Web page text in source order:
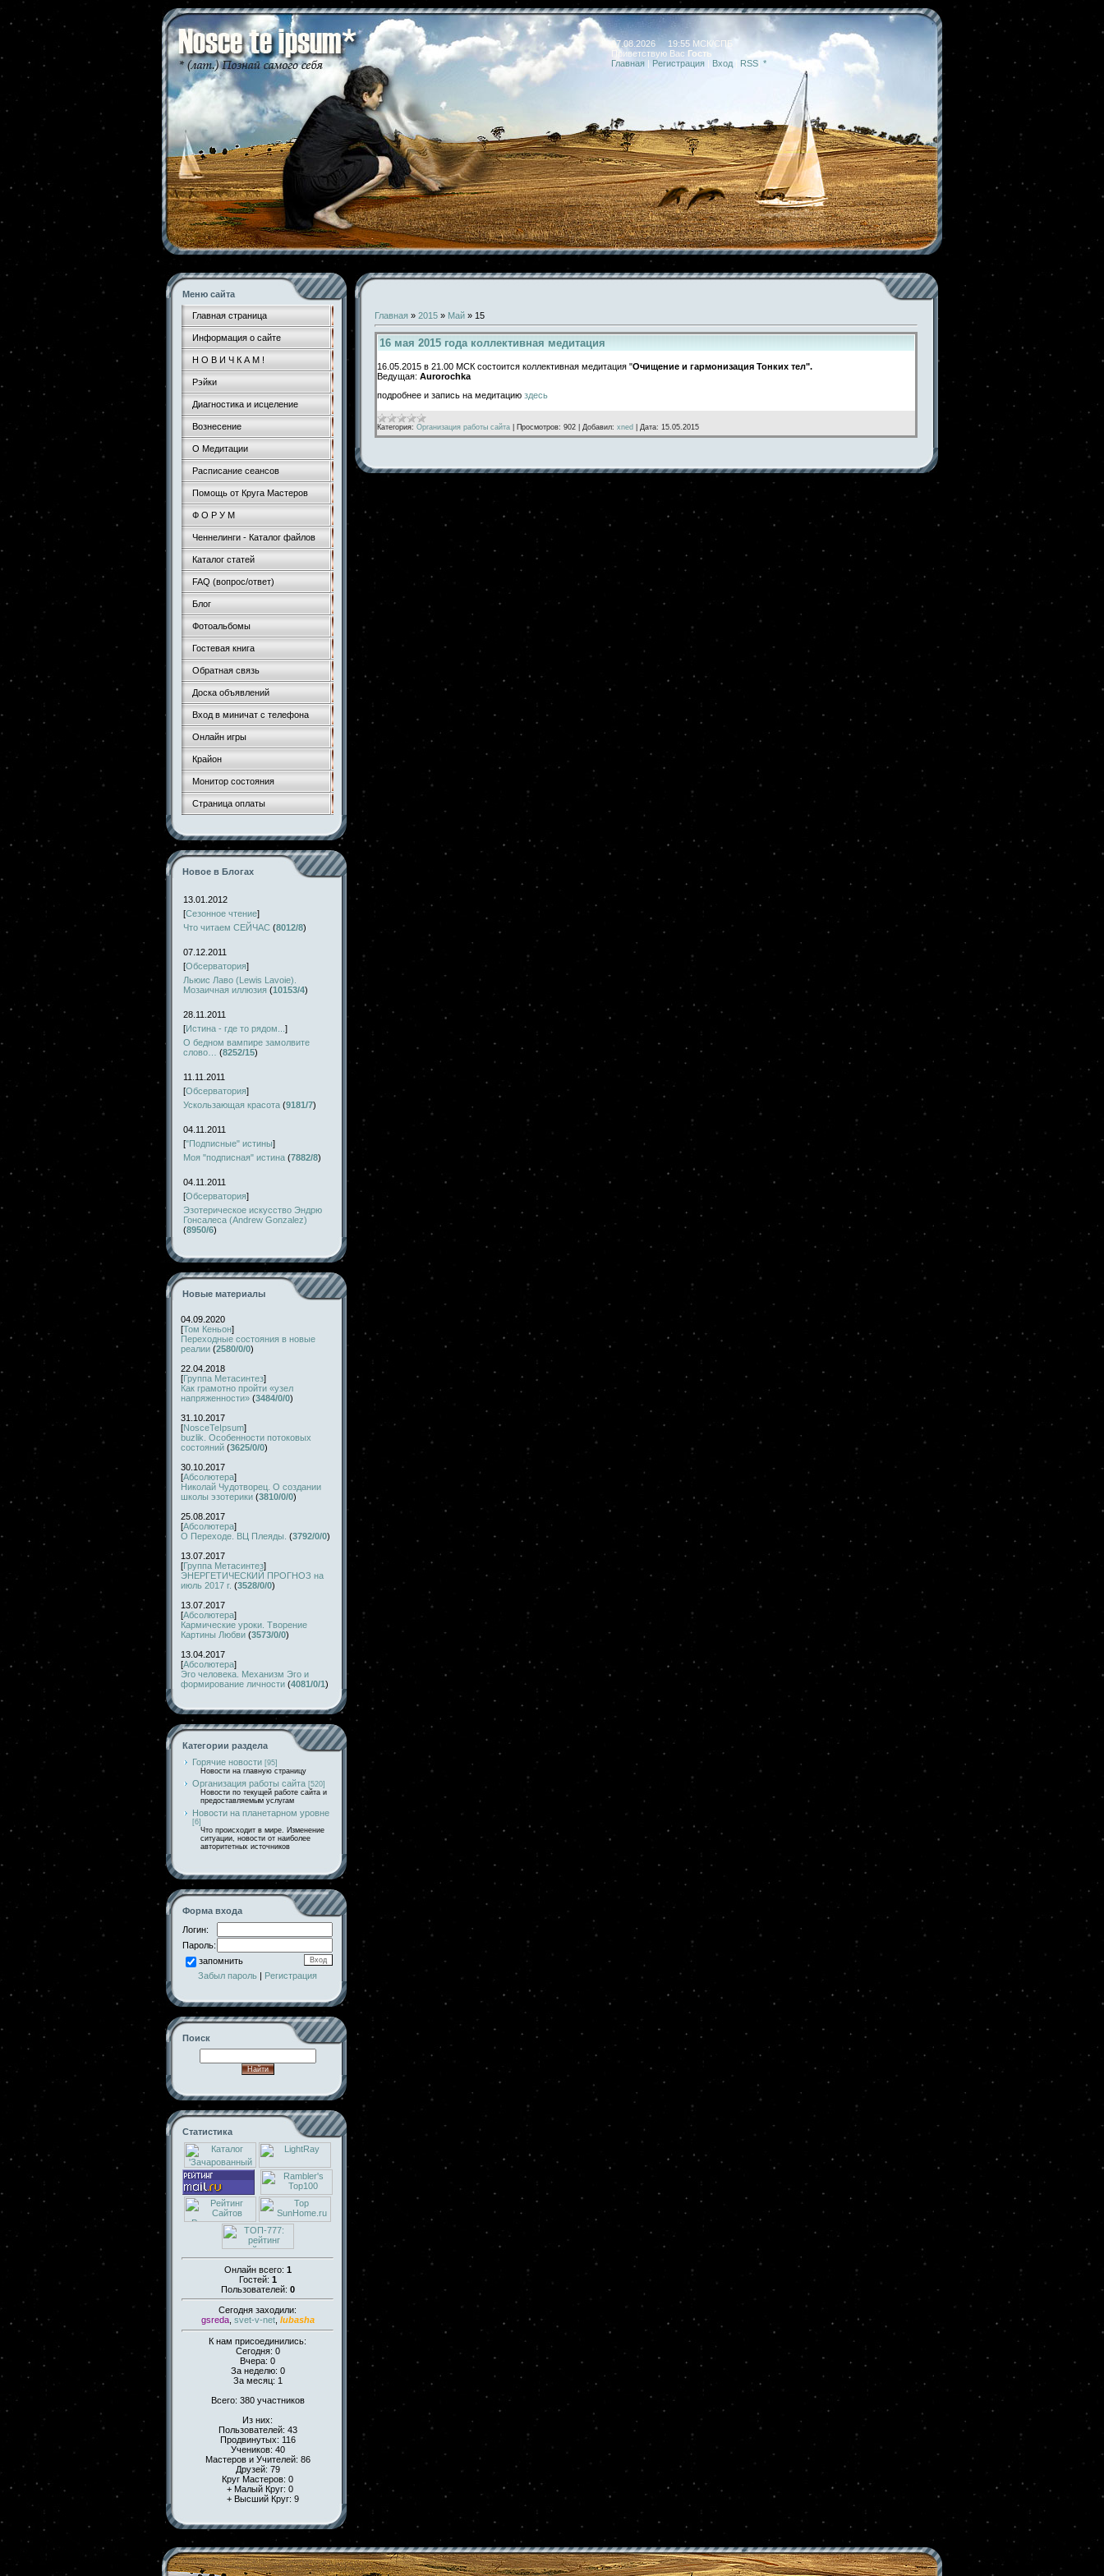
07.08.2026 19:55 МСК/СПБ
Приветствую Вас Гость
Главная | Регистрация | Вход RSS *
Меню сайта
Главная страница
Информация о сайте
Н О В И Ч К А М !
Рэйки
Диагностика и исцеление
Вознесение
О Медитации
Расписание сеансов
Помощь от Круга Мастеров
Ф О Р У М
Ченнелинги - Каталог файлов
Каталог статей
FAQ (вопрос/ответ)
Блог
Фотоальбомы
Гостевая книга
Обратная связь
Доска объявлений
Вход в миничат с телефона
Онлайн игры
Крайон
Монитор состояния
Страница оплаты
Новое в Блогах
13.01.2012
[Сезонное чтение]
Что читаем СЕЙЧАС (8012/8)
07.12.2011
[Обсерватория]
Льюис Лаво (Lewis Lavoie).
Мозаичная иллюзия (10153/4)
28.11.2011
[Истина - где то рядом... ]
О бедном вампире замолвите
слово…
(8252/15)
11.11.2011
[Обсерватория]
Ускользающая красота (9181/7)
04.11.2011
["Подписные" истины]
Моя "подписная" истина (7882/8)
04.11.2011
[Обсерватория]
Эзотерическое искусство Эндрю
Гонсалеса (Andrew Gonzalez)
(8950/6)
Новые материалы
04.09.2020
[Том Кеньон]
Переходные состояния в новые
реалии (2580/0/0)
22.04.2018
[Группа Метасинтез]
Как грамотно пройти «узел
напряженности» (3484/0/0)
31.10.2017
[NosceTeIpsum]
buzlik. Особенности потоковых
состояний (3625/0/0)
30.10.2017
[Абсолютера]
Николай Чудотворец. О создании
школы эзотерики (3810/0/0)
25.08.2017
[Абсолютера]
О Переходе. ВЦ Плеяды. (3792/0/0)
13.07.2017
[Группа Метасинтез]
ЭНЕРГЕТИЧЕСКИЙ ПРОГНОЗ на
июль 2017 г. (3528/0/0)
13.07.2017
[Абсолютера]
Кармические уроки. Творение
Картины Любви (3573/0/0)
13.04.2017
[Абсолютера]
Эго человека. Механизм Эго и
формирование личности (4081/0/1)
Категории раздела
Горячие новости [95]
Новости на главную страницу
Организация работы сайта [520]
Новости по текущей работе сайта и
предоставляемым услугам
Новости на планетарном уровне
[6]
Что происходит в мире. Изменение
ситуации, новости от наиболее
авторитетных источников
Форма входа
Логин:
Пароль:
запомнить
Забыл пароль | Регистрация
Поиск
Статистика
Онлайн всего: 1
Гостей: 1
Пользователей: 0
Сегодня заходили:
gsreda, svet-v-net, lubasha
К нам присоединились:
Сегодня: 0
Вчера: 0
За неделю: 0
За месяц: 1
Всего: 380 участников
Из них:
Пользователей: 43
Продвинутых: 116
Учеников: 40
Мастеров и Учителей: 86
Друзей: 79
Круг Мастеров: 0
+ Малый Круг: 0
+ Высший Круг: 9
Главная » 2015 » Май » 15
16 мая 2015 года коллективная медитация
16.05.2015 в 21.00 МСК состоится коллективная медитация "Очищение и гармонизация Тонких тел".
Ведущая: Aurorochka
подробнее и запись на медитацию здесь
Категория: Организация работы сайта Просмотров: 902 Добавил: xned Дата: 15.05.2015